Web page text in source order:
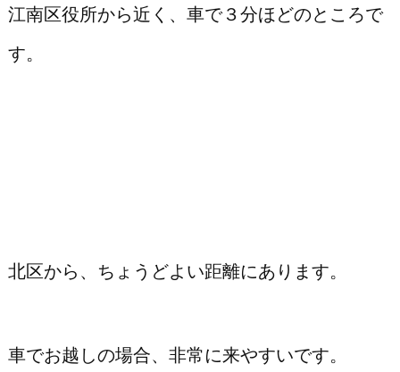
江南区役所から近く、車で３分ほどのところで
す。
北区から、ちょうどよい距離にあります。
車でお越しの場合、非常に来やすいです。